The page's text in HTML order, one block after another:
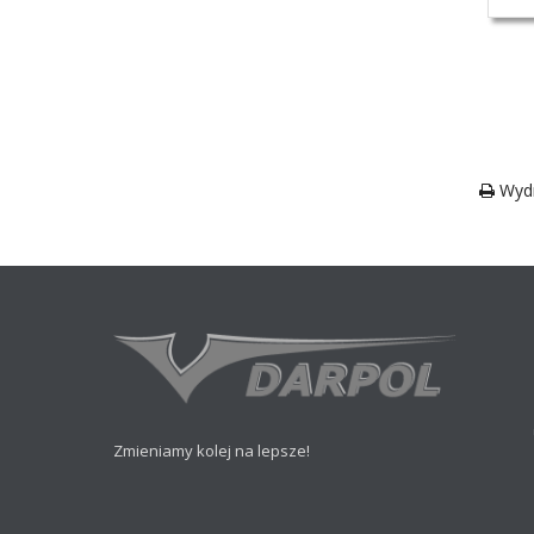
Zmieniamy kolej na lepsze!